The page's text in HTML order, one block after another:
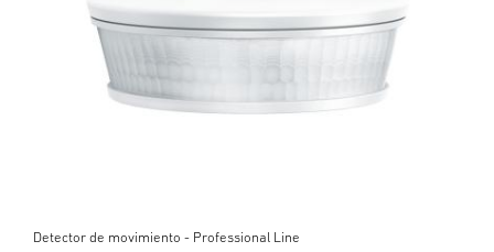
Detector de movimiento - Professional Line